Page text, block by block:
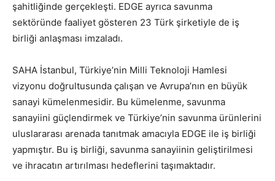
şahitliğinde gerçekleşti. EDGE ayrıca savunma
sektöründe faaliyet gösteren 23 Türk şirketiyle de iş
birliği anlaşması imzaladı.
SAHA İstanbul, Türkiye’nin Milli Teknoloji Hamlesi
vizyonu doğrultusunda çalışan ve Avrupa’nın en büyük
sanayi kümelenmesidir. Bu kümelenme, savunma
sanayiini güçlendirmek ve Türkiye’nin savunma ürünlerini
uluslararası arenada tanıtmak amacıyla EDGE ile iş birliği
yapmıştır. Bu iş birliği, savunma sanayiinin geliştirilmesi
ve ihracatın artırılması hedeflerini taşımaktadır.